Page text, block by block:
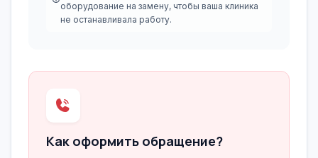
оборудование на замену, чтобы ваша клиника
не останавливала работу.
Как оформить обращение?